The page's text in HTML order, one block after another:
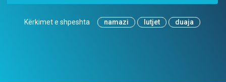
Kërkimet e shpeshta namazi lutjet duaja